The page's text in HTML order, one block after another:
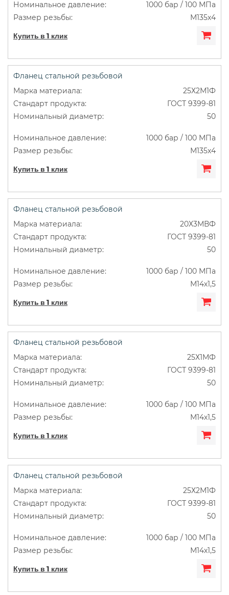
1000 бар / 100 МПа
М135х4
Купить в 1 клик
Фланец стальной резьбовой
25Х2М1Ф
ГОСТ 9399-81
50
1000 бар / 100 МПа
М135х4
Купить в 1 клик
Фланец стальной резьбовой
20Х3МВФ
ГОСТ 9399-81
50
1000 бар / 100 МПа
М14х1,5
Купить в 1 клик
Фланец стальной резьбовой
25Х1МФ
ГОСТ 9399-81
50
1000 бар / 100 МПа
М14х1,5
Купить в 1 клик
Фланец стальной резьбовой
25Х2М1Ф
ГОСТ 9399-81
50
1000 бар / 100 МПа
М14х1,5
Купить в 1 клик